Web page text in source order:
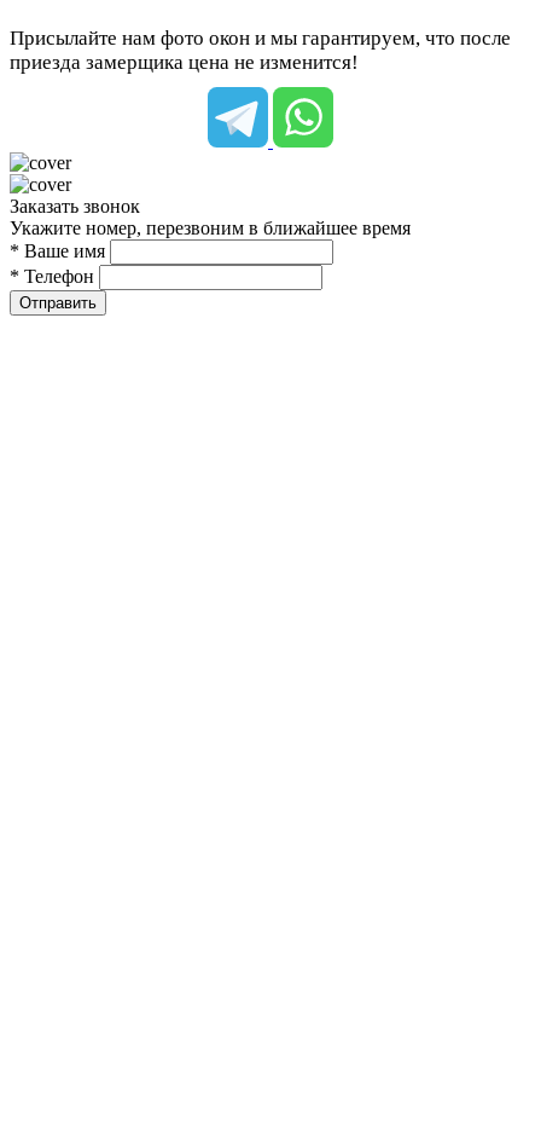
Присылайте нам фото окон и мы гарантируем, что после
приезда замерщика цена не изменится!
Заказать звонок
Укажите номер, перезвоним в ближайшее время
* Ваше имя
* Телефон
Отправить